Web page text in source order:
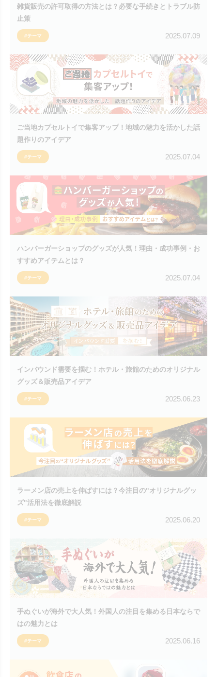
雑貨販売の許可取得の方法とは？必要な手続きとトラブル防
止策
#テーマ 2025.07.09
ご当地カプセルトイで集客アップ！地域の魅力を活かした話
題作りのアイデア
#テーマ 2025.07.04
ハンバーガーショップのグッズが人気！理由・成功事例・お
すすめアイテムとは？
#テーマ 2025.07.04
インバウンド需要を掴む！ホテル・旅館のためのオリジナル
グッズ＆販売品アイデア
#テーマ 2025.06.23
ラーメン店の売上を伸ばすには？今注目の"オリジナルグッ
ズ"活用法を徹底解説
#テーマ 2025.06.20
手ぬぐいが海外で大人気！外国人の注目を集める日本ならで
はの魅力とは
#テーマ 2025.06.16